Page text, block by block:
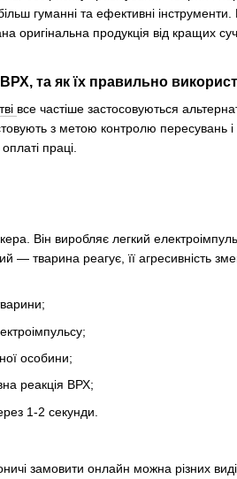
гуманні та ефективні
оригінальна продукція від кращих
та як їх правильно
все частіше застосовуються
з метою контролю
праці.
Він виробляє легкий
— тварина реагує, її агресивність
особини;
реакція ВРХ;
1-2 секунди.
замовити онлайн можна різних